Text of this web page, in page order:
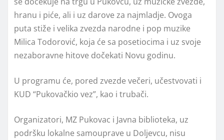
hranu i piće, ali i uz darove za najmladje. Ovoga
puta stiže i velika zvezda narodne i pop muzike
Milica Todorović, koja će sa posetiocima i uz svoje
nezaboravne hitove dočekati Novu godinu.
U programu će, pored zvezde večeri, učestvovati i
KUD “Pukovačkio vez”, kao i trubači.
Organizatori, MZ Pukovac i Javna biblioteka, uz
podršku lokalne samouprave u Doljevcu, nisu